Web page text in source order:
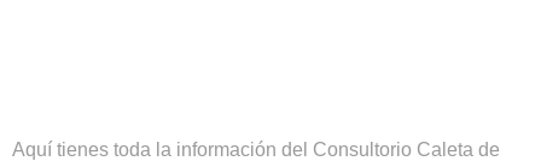
Aquí tienes toda la información del Consultorio Caleta de